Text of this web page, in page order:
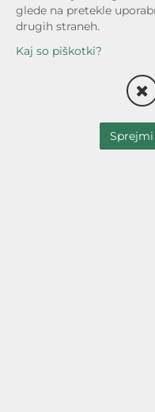
glede na pretekle
drugih straneh.
Kaj so piškotki?
Sprejmi